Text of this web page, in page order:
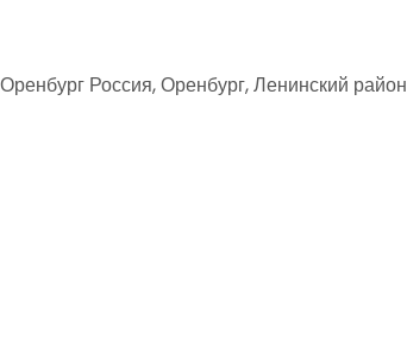
Россия, Оренбург, Ленинский район